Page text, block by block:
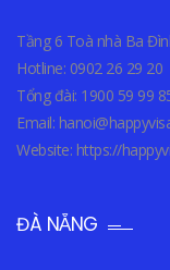
Tầng 6 Toà nhà Ba
Hotline: 0902 26 29 20
Tổng đài: 1900 59 99
Email:
Website: https://
ĐÀ NẴNG